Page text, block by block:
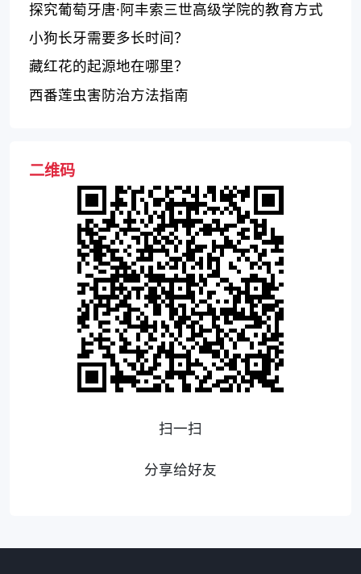
探究葡萄牙唐·阿丰索三世高级学院的教育方式
和质量
小狗长牙需要多长时间？
藏红花的起源地在哪里？
西番莲虫害防治方法指南
二维码
扫一扫
分享给好友